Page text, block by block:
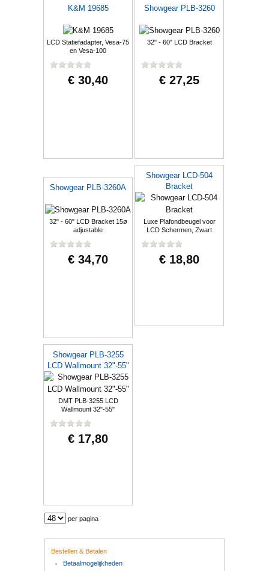
K&M 19685
LCD Statiefadapter, Vesa-75
en Vesa-100
€ 30,40
Showgear PLB-3260
32" - 60" LCD Bracket
€ 27,25
Showgear PLB-3260A
32" - 60" LCD Bracket 15ø
adjustable
€ 34,70
Showgear LCD-504
Bracket
Luxe Plafondbeugel voor
LCD Schermen, Zwart
€ 18,80
Showgear PLB-3255
LCD Wallmount 32"-55"
DMT PLB-3255 LCD
Wallmount 32"-55"
€ 17,80
per pagina
Bestellen & Betalen
Betaalmogelijkheden